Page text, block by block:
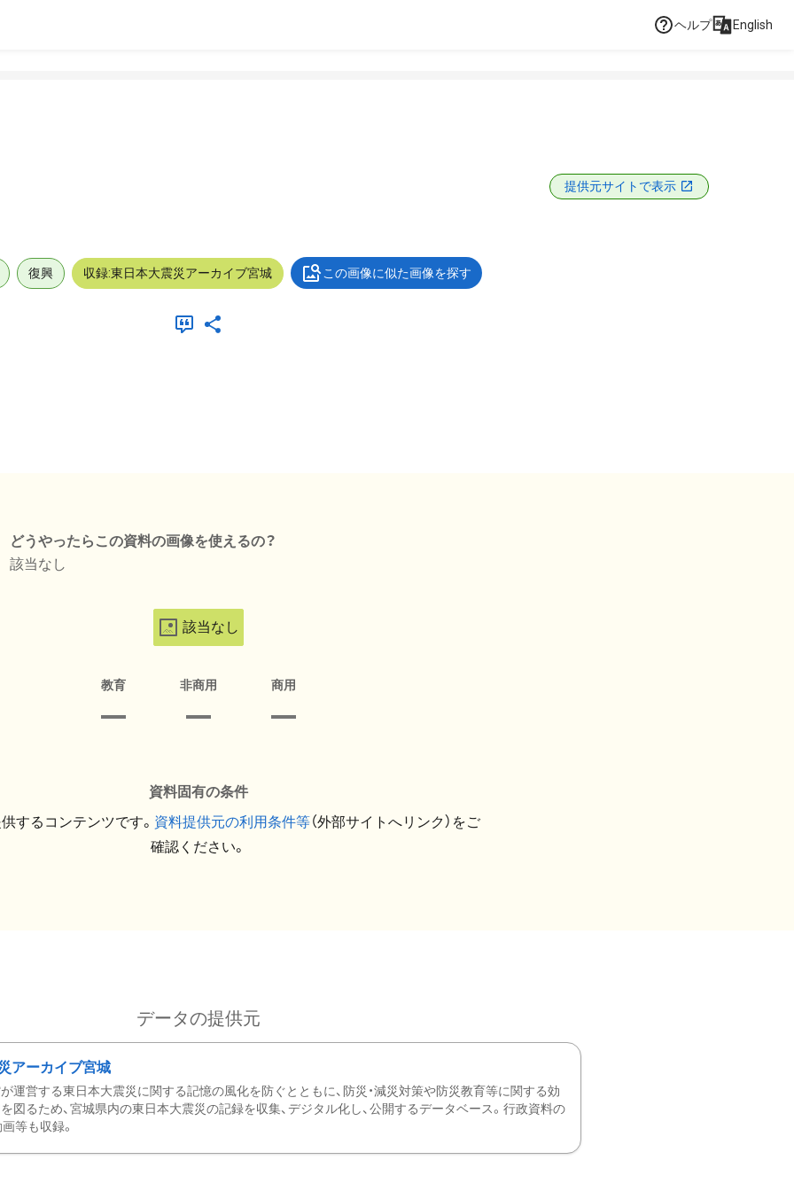
ヘルプ English
提供元サイトで表示
復興 収録:東日本大震災アーカイブ宮城 この画像に似た画像を探す
どうやったらこの資料の画像を使えるの？
該当なし
該当なし
教育 非商用 商用
資料固有の条件
するコンテンツです。 資料提供元の利用条件等（外部サイトへリンク）をご
確認ください。
データの提供元
アーカイブ宮城
運営する東日本大震災に関する記憶の風化を防ぐとともに、防災・減災対策や防災教育等に関する効
図るため、宮城県内の東日本大震災の記録を収集、デジタル化し、公開するデータベース。行政資料の
等も収録。